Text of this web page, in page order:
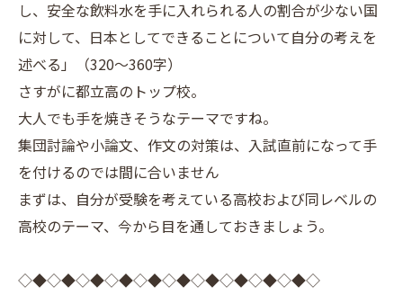
し、安全な飲料水を手に入れられる人の割合が少ない国
に対して、日本としてできることについて自分の考えを
述べる」（320～360字）
さすがに都立高のトップ校。
大人でも手を焼きそうなテーマですね。
集団討論や小論文、作文の対策は、入試直前になって手
を付けるのでは間に合いません
まずは、自分が受験を考えている高校および同レベルの
高校のテーマ、今から目を通しておきましょう。
◇◆◇◆◇◆◇◆◇◆◇◆◇◆◇◆◇◆◇◆◇